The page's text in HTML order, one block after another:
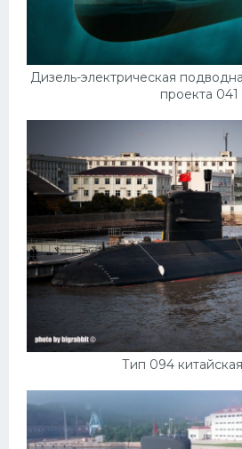
Дизель-электрическая
проекта 041
Тип 094